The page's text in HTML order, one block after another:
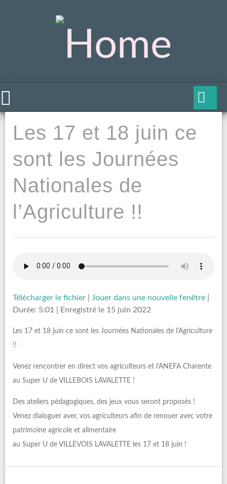
Les 17 et 18 juin ce
sont les Journées
Nationales de
l’Agriculture !!
Télécharger le fichier Jouer dans une nouvelle fenêtre
Durée: 5:01
Enregistré le 15 juin 2022
Les 17 et 18 juin ce sont les Journées Nationales de l’Agriculture
!!
Venez rencontrer en direct vos agriculteurs et l’ANEFA Charente
au Super U de VILLEBOIS LAVALETTE !
Des ateliers pédagogiques, des jeux vous seront proposés !
Venez dialoguer avec vos agriculteurs afin de renouer avec votre
patrimoine agricole et alimentaire
au Super U de VILLEVOIS LAVALETTE les 17 et 18 juin !